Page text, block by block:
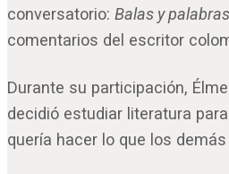
conversatorio: Balas y
comentarios del escritor
Durante su participación,
decidió estudiar literatura
quería hacer lo que los